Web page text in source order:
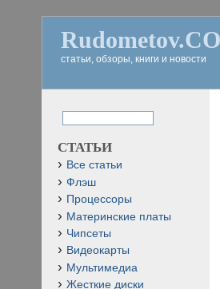
статьи, обзоры, книги и новости
СТАТЬИ
Все статьи
Флэш
Процессоры
Материнские платы
Чипсеты
Видеокарты
Мультимедиа
Жесткие диски